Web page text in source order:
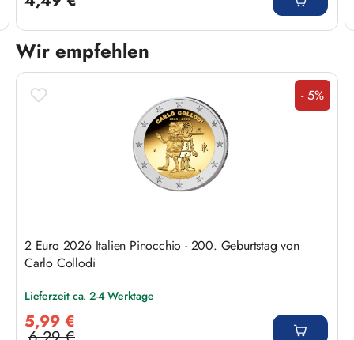
Wir empfehlen
Produktgalerie überspringen
Rabatt
- 5%
2 Euro 2026 Italien Pinocchio - 200. Geburtstag von
Carlo Collodi
Lieferzeit ca. 2-4 Werktage
5,99 €
Regulärer Preis: